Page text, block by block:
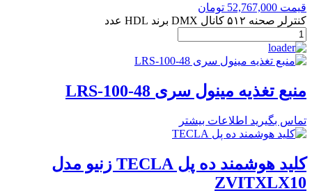
قیمت 52,767,000 تومان
کنترلر صحنه ۵۱۲ کانال DMX برند HDL عدد
منبع تغذیه مینول سری LRS-100-48
تماس بگیرید اطلاعات بیشتر
کلید هوشمند ده پل TECLA زنیو مدل
ZVITXLX10